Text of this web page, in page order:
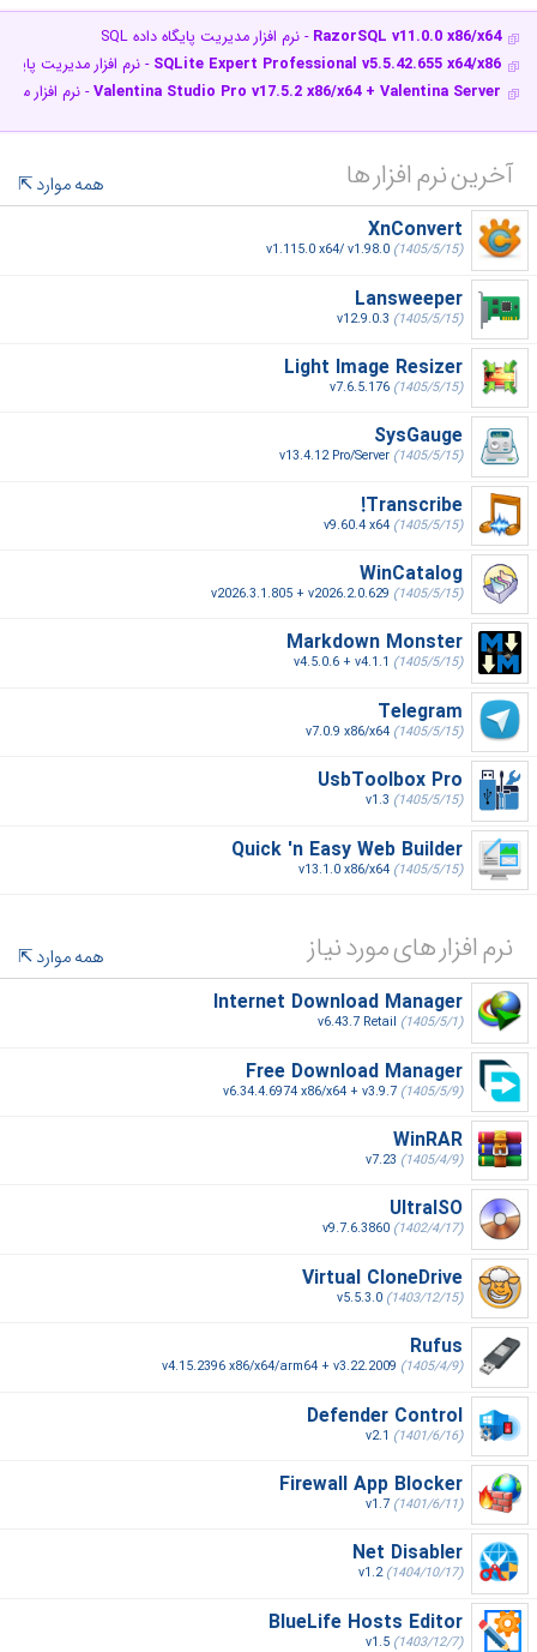
RazorSQL v11.0.0 x86/x64 - نرم افزار مدیریت پایگاه داده SQL
SQLite Expert Professional v5.5.42.655 x64/x86 - نرم افزار مدیریت
Valentina Studio Pro v17.5.2 x86/x64 + Valentina Server- نرم افزار
آخرین نرم افزار ها
همه موارد
XnConvert
v1.115.0 x64/ v1.98.0 (1405/5/15)
Lansweeper
v12.9.0.3 (1405/5/15)
Light Image Resizer
v7.6.5.176 (1405/5/15)
SysGauge
v13.4.12 Pro/Server (1405/5/15)
Transcribe!
v9.60.4 x64 (1405/5/15)
WinCatalog
v2026.3.1.805 + v2026.2.0.629 (1405/5/15)
Markdown Monster
v4.5.0.6 + v4.1.1 (1405/5/15)
Telegram
v7.0.9 x86/x64 (1405/5/15)
UsbToolbox Pro
v1.3 (1405/5/15)
Quick 'n Easy Web Builder
v13.1.0 x86/x64 (1405/5/15)
نرم افزار های مورد نیاز
همه موارد
Internet Download Manager
v6.43.7 Retail (1405/5/1)
Free Download Manager
v6.34.4.6974 x86/x64 + v3.9.7 (1405/5/9)
WinRAR
v7.23 (1405/4/9)
UltraISO
v9.7.6.3860 (1402/4/17)
Virtual CloneDrive
v5.5.3.0 (1403/12/15)
Rufus
v4.15.2396 x86/x64/arm64 + v3.22.2009 (1405/4/9)
Defender Control
v2.1 (1401/6/16)
Firewall App Blocker
v1.7 (1401/6/11)
Net Disabler
v1.2(1404/10/17)
BlueLife Hosts Editor
v1.5 (1403/12/7)